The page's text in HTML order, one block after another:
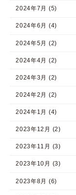
2024年7月 (5)
2024年6月 (4)
2024年5月 (2)
2024年4月 (2)
2024年3月 (2)
2024年2月 (2)
2024年1月 (4)
2023年12月 (2)
2023年11月 (3)
2023年10月 (3)
2023年8月 (6)